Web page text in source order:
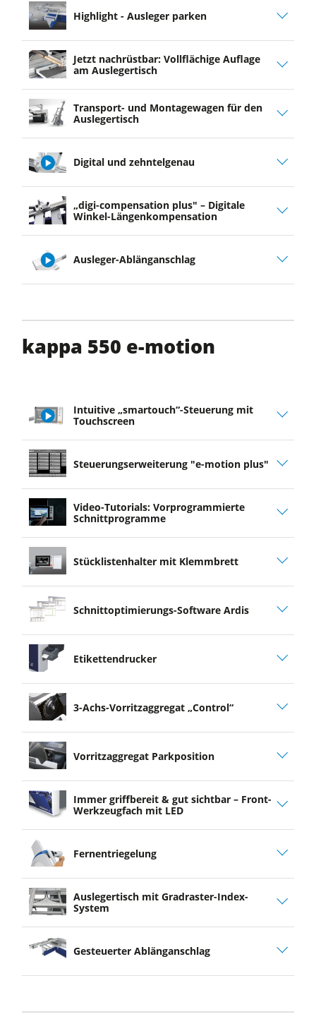
Highlight - Ausleger parken
Jetzt nachrüstbar: Vollflächige Auflage
am Auslegertisch
Transport- und Montagewagen für den
Auslegertisch
play
video
Digital und zehntelgenau
„digi-compensation plus" – Digitale
Winkel-Längenkompensation
play
Ausleger-Ablänganschlag
kappa 550 e-motion
play
video
Intuitive „smartouch“-Steuerung mit
Touchscreen
Steuerungserweiterung "e-motion plus"
Video-Tutorials: Vorprogrammierte
Schnittprogramme
Stücklistenhalter mit Klemmbrett
Schnittoptimierungs-Software Ardis
Etikettendrucker
3-Achs-Vorritzaggregat „Control“
Vorritzaggregat Parkposition
Immer griffbereit & gut sichtbar – Front-
Werkzeugfach mit LED
Fernentriegelung
Auslegertisch mit Gradraster-Index-
System
Gesteuerter Ablänganschlag